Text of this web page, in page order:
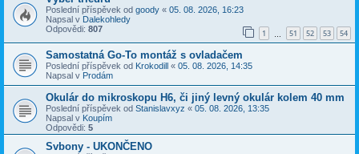
Poslední příspěvek od goody « 05. 08. 2026, 16:23
Napsal v Dalekohledy
Odpovědi: 807 1 51 52 53 54
Samostatná Go-To montáž s ovladačem
Poslední příspěvek od Krokodill « 05. 08. 2026, 14:35
Napsal v Prodám
Okulár do mikroskopu H6, či jiný levný okulár kolem 40 mm
Poslední příspěvek od Stanislavxyz « 05. 08. 2026, 13:35
Napsal v Koupím
Odpovědi: 5
Svbony - UKONČENO